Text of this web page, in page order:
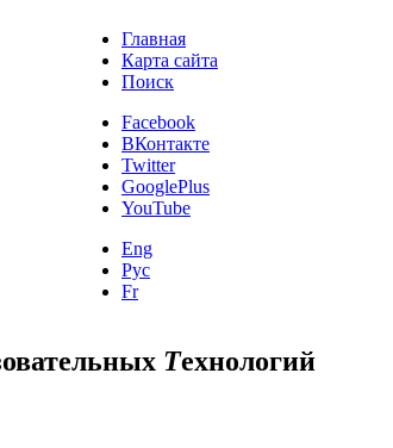
Главная
Карта сайта
Поиск
Facebook
ВКонтакте
Twitter
GooglePlus
YouTube
Eng
Рус
Fr
Технологий